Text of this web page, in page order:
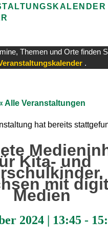
Themen und Orte finden
.
Alle Veranstaltungen
hat bereits
Kita- und
mit
Medien
2024 13:45 -